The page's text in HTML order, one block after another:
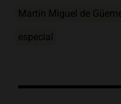
Martín Miguel de
especial